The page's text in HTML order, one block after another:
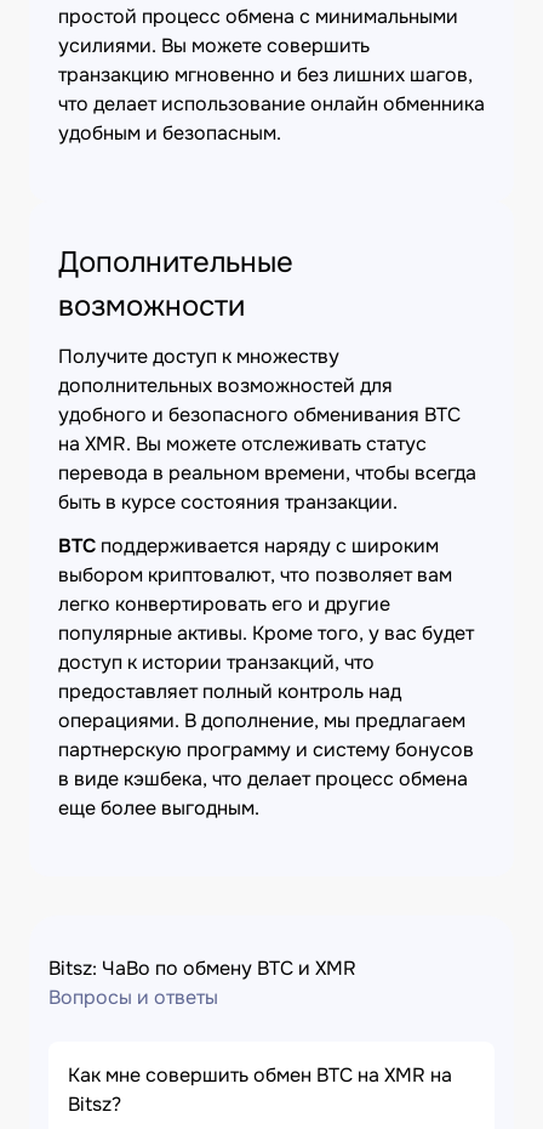
простой процесс обмена с минимальными
усилиями. Вы можете совершить
транзакцию мгновенно и без лишних шагов,
что делает использование онлайн обменника
удобным и безопасным.
Дополнительные
возможности
Получите доступ к множеству
дополнительных возможностей для
удобного и безопасного обменивания BTC
на XMR. Вы можете отслеживать статус
перевода в реальном времени, чтобы всегда
быть в курсе состояния транзакции.
BTC поддерживается наряду с широким
выбором криптовалют, что позволяет вам
легко конвертировать его и другие
популярные активы. Кроме того, у вас будет
доступ к истории транзакций, что
предоставляет полный контроль над
операциями. В дополнение, мы предлагаем
партнерскую программу и систему бонусов
в виде кэшбека, что делает процесс обмена
еще более выгодным.
Bitsz: ЧаВо по обмену BTC и XMR
Вопросы и ответы
Как мне совершить обмен BTC на XMR на
Bitsz?